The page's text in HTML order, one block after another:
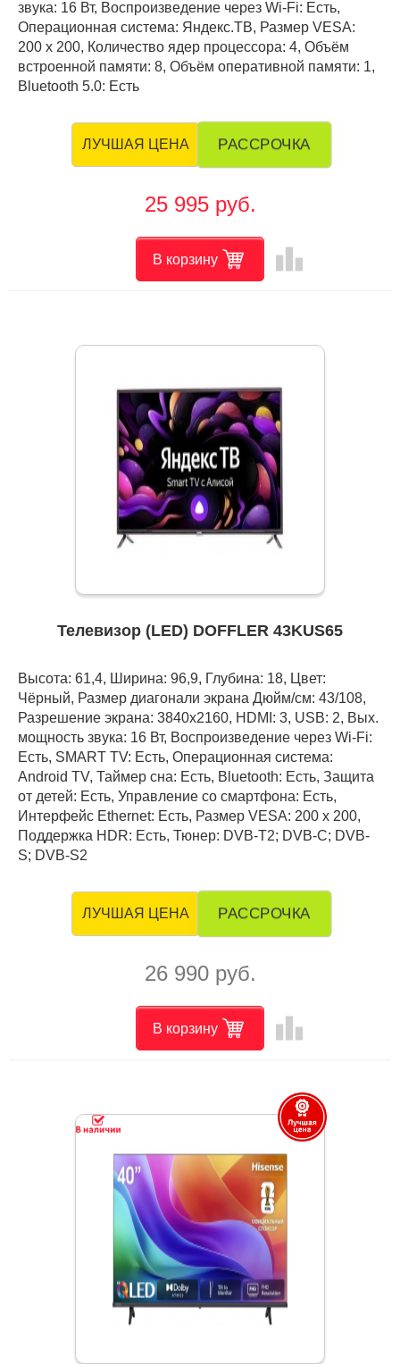
звука: 16 Вт, Воспроизведение через Wi-Fi: Есть,
Операционная система: Яндекс.ТВ, Размер VESA:
200 х 200, Количество ядер процессора: 4, Объём
встроенной памяти: 8, Объём оперативной памяти: 1,
Bluetooth 5.0: Есть
ЛУЧШАЯ ЦЕНА РАССРОЧКА
25 995 руб.
В корзину leaderboard
Телевизор (LED) DOFFLER 43KUS65
Высота: 61,4, Ширина: 96,9, Глубина: 18, Цвет:
Чёрный, Размер диагонали экрана Дюйм/см: 43/108,
Разрешение экрана: 3840x2160, HDMI: 3, USB: 2, Вых.
мощность звука: 16 Вт, Воспроизведение через Wi-Fi:
Есть, SMART TV: Есть, Операционная система:
Android TV, Таймер сна: Есть, Bluetooth: Есть, Защита
от детей: Есть, Управление со смартфона: Есть,
Интерфейс Ethernet: Есть, Размер VESA: 200 x 200,
Поддержка HDR: Есть, Тюнер: DVB-T2; DVB-C; DVB-
S; DVB-S2
ЛУЧШАЯ ЦЕНА РАССРОЧКА
26 990 руб.
В корзину leaderboard